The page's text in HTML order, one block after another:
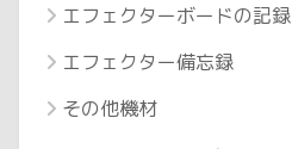
エフェクターボードの記録
エフェクター備忘録
その他機材